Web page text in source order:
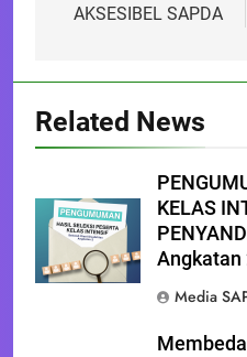
AKSESIBEL SAPDA
Related News
KELAS
Angkatan
Media